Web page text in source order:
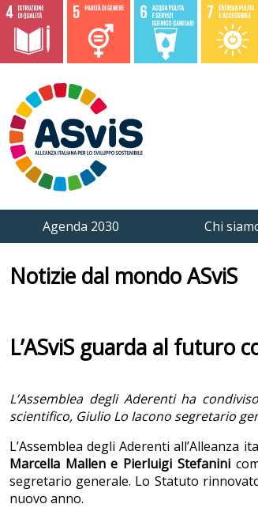
Agenda 2030 Chi
Notizie dal mondo ASviS
L’ASviS guarda al futuro
L’Assemblea degli Aderenti ha
scientifico, Giulio Lo Iacono segretario
L’Assemblea degli Aderenti
Marcella Mallen e Pierluigi Stefanini
segretario generale. Lo Statuto
nuovo anno.